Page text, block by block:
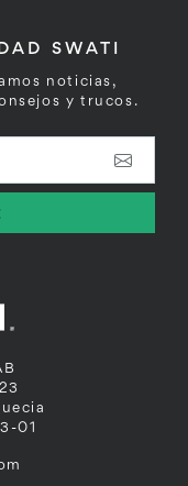
01
SWATI
noticias,
y trucos.